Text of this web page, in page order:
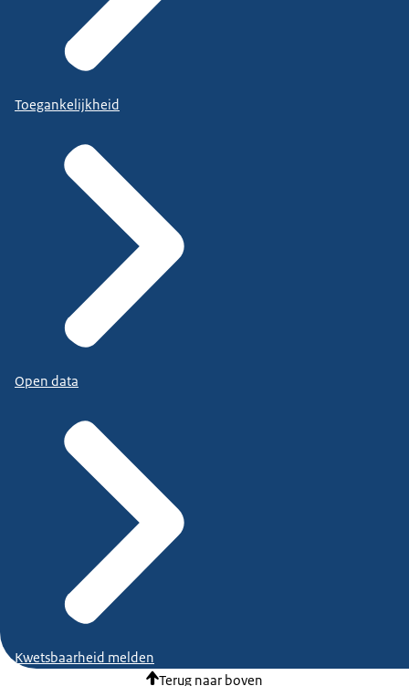
Toegankelijkheid
Open data
Kwetsbaarheid melden
Terug naar boven